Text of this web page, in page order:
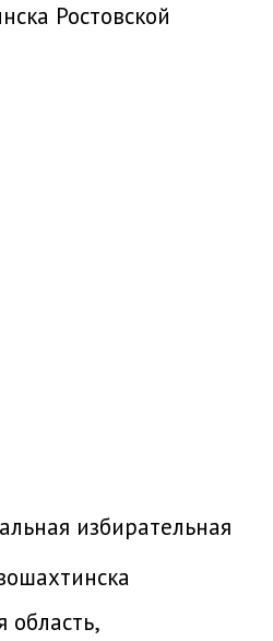
Ростовской
избирательная
область,